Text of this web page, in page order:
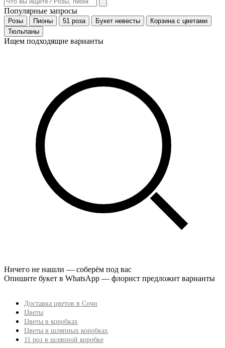
Популярные запросы
Розы Пионы 51 роза Букет невесты
Корзина с цветами
Тюльпаны
Ищем подходящие варианты
Ничего не нашли — соберём под вас
Опишите букет в WhatsApp — флорист предложит варианты
Доставка цветов в Сочи
Цветы
Цветы в коробках
Цветы в шляпных коробках
11 роз в шляпной коробке